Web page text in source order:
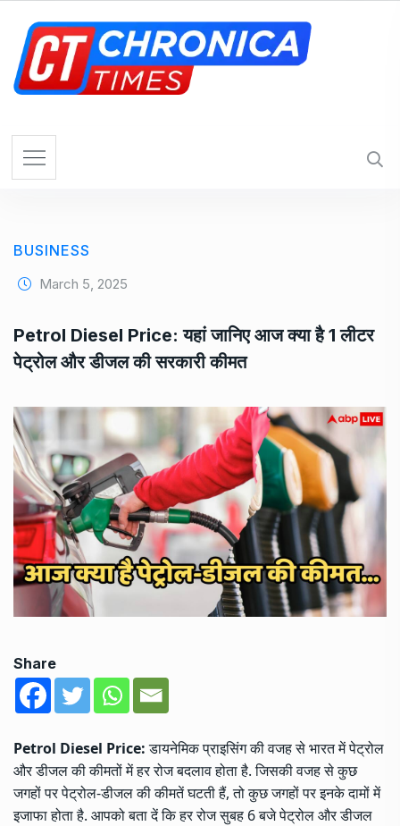
BUSINESS
March 5, 2025
Petrol Diesel Price: यहां जानिए आज क्या है 1 लीटर
पेट्रोल और डीजल की सरकारी कीमत
Share
Petrol Diesel Price:डायनेमिक प्राइसिंग की वजह से भारत में पेट्रोल
और डीजल की कीमतों में हर रोज बदलाव होता है. जिसकी वजह से कुछ
जगहों पर पेट्रोल-डीजल की कीमतें घटती हैं, तो कुछ जगहों पर इनके दामों में
इजाफा होता है. आपको बता दें कि हर रोज सुबह 6 बजे पेट्रोल और डीजल